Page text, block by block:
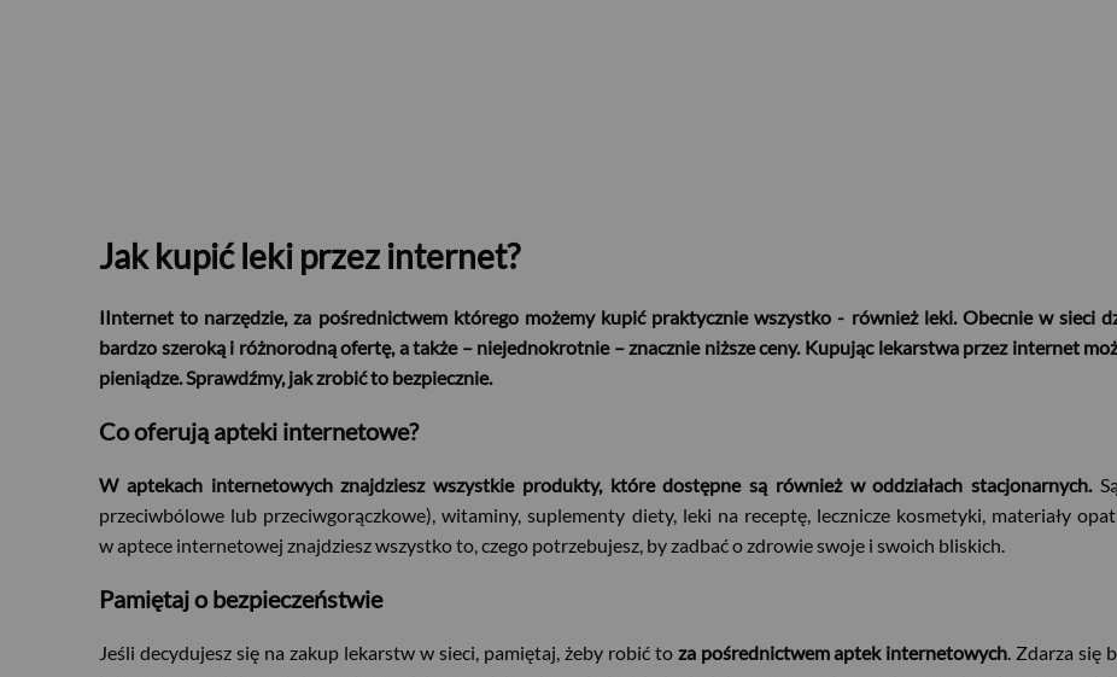
Jak kupić leki przez internet?
IInternet to narzędzie, za pośrednictwem którego możemy kupić praktycznie wszystko - również leki. Obecnie w sieci
bardzo szeroką i różnorodną ofertę, a także – niejednokrotnie – znacznie niższe ceny. Kupując lekarstwa przez internet
pieniądze. Sprawdźmy, jak zrobić to bezpiecznie.
Co oferują apteki internetowe?
W aptekach internetowych znajdziesz wszystkie produkty, które dostępne są również w oddziałach stacjonarnych.
przeciwbólowe lub przeciwgorączkowe), witaminy, suplementy diety, leki na receptę, lecznicze kosmetyki, materiały
w aptece internetowej znajdziesz wszystko to, czego potrzebujesz, by zadbać o zdrowie swoje i swoich bliskich.
Pamiętaj o bezpieczeństwie
Jeśli decydujesz się na zakup lekarstw w sieci, pamiętaj, żeby robić to za pośrednictwem aptek internetowych. Zdarza się